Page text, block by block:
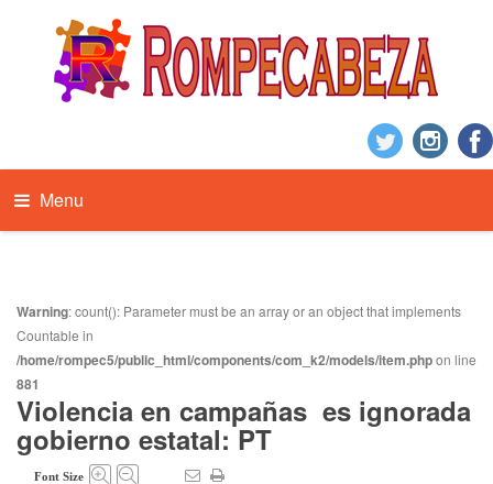
Menu
Warning: count(): Parameter must be an array or an object that implements
Countable in
/home/rompec5/public_html/components/com_k2/models/item.phpon line
881
Violencia en campañas es ignorada
gobierno estatal: PT
Font Size